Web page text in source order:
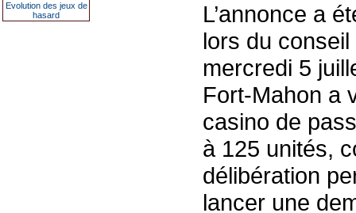
Evolution des jeux de
hasard
L’annonce a
lors du
mercredi 5
Fort-Mahon a
casino de
à 125 unités,
délibération
lancer une